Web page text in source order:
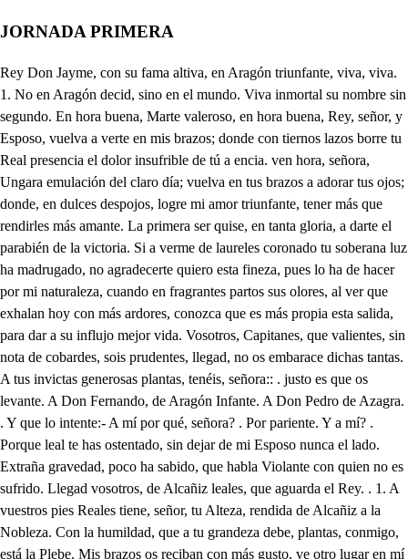
JORNADA PRIMERA
Rey Don Jayme, con su fama altiva, en Aragón triunfante, viva, viva. 1. No en Aragón decid, sino en el mundo. Viva inmortal su nombre sin segundo. En hora buena, Marte valeroso, en hora buena, Rey, señor, y Esposo, vuelva a verte en mis brazos; donde con tiernos lazos borre tu Real presencia el dolor insufrible de tú a encia. ven hora, señora, Ungara emulación del claro día; vuelva en tus brazos a adorar tus ojos; donde, en dulces despojos, logre mi amor triunfante, tener más que rendirles más amante. La primera ser quise, en tanta gloria, a darte el parabién de la victoria. Si a verme de laureles coronado tu soberana luz ha madrugado, no agradecerte quiero esta fineza, pues lo ha de hacer por mi naturaleza, cuando en fragrantes partos sus olores, al ver que exhalan hoy con más ardores, conozca que es más propia esta salida, para dar a su influjo mejor vida. Vosotros, Capitanes, que valientes, sin nota de cobardes, sois prudentes, llegad, no os embarace dichas tantas. A tus invictas generosas plantas, tenéis, señora:: . justo es que os levante. A Don Fernando, de Aragón Infante. A Don Pedro de Azagra. . Y que lo intente:- A mí por qué, señora? . Por pariente. Y a mí? . Porque leal te has ostentado, sin dejar de mi Esposo nunca el lado. Extraña gravedad, poco ha sabido, que habla Violante con quien no es sufrido. Llegad vosotros, de Alcañiz leales, que aguarda el Rey. . 1. A vuestros pies Reales tiene, señor, tu Alteza, rendida de Alcañiz a la Nobleza. Con la humildad, que a tu grandeza debe, plantas, conmigo, está la Plebe. Mis brazos os reciban con más gusto, ve otro lugar en mí no será justo tanta lealtad, y la prevengo, or la satisfacción que de ella tengo, en uno, y otro estado, los peores, Alcañiz no saben ser traidores. ictorioso hoy, amigos, he llegado, habiendo las dos Islas sujetado, que con mis guarniciones pondrán freno Africano orgullo, al Agareno: Mallorca, y Menorca, Islas mayores Mar Mediterraneo, dos horrores, dos escalas, dos cuevas, dos abrigos de bárbaros Corsarios enemigos, conquistó mi osadía acalorada de los ardientes filos de mi espada; mas qué mucho triunfasen mis Pendones, si me dejé a Aragón sin Infanzones? Luego que en las Baleares mi fortuna los crecientes menguó de tanta Luna; y donde se ostentaba la más bella, colocar vi de la mejor Estrella la Imagen prodigiosa, en esta empresa acción la más gloriosa; para lograr de la victoria el fruto, que es aliviar los Pueblos del tributo, que la guerra ocasiona, al centro vuelvo de mi Real Corona; con que entendidos uno y otro estado, del fin con que a Alcañiz hoy he llegado, aunque de paso, ved si alguno tiene, que aliviarlo conviene; o si (valgaos para esto vuestra audacía) que pedirme tenéis alguna gracia; porque al mérito vuestro será estrecho cualquier don que os conceda de derecho. A tus pies, por favor tan soberano, para que sea mayor, nos da tu mano. . Levantad. . A la esfera nos elevaste así. . Ya solo espera a que pidáis, atento mi cuidado. 1. Advirtiendo, señor, que fatigado tu Majestad vendrá, y que prevenido el más digno hospedaje está elegido, que lleguéis a ocuparle, por propicia, es gracia que pedimos de justicia. Vamos señora, pues justo es honrarlos. Dicha es tener, señor, tales Vasallos. 2. Repetid, que del Rey la fama altiva, en Aragón criuntante viva. tri Poder de Dios, qué grandeza, qué aparato, en un momento, para este recibimiento, ha dispuesto la Nobleza! Qué Jardines, y qué fuentes, qué arcos, y qué invenciones, y en ventanas, y en balcones, qué adornos tan excelentes! Qué tropeles, qué bullicio Viva. va allí la guarda moviendo! con alabardas, entiendo, que hacen hoy el ejercicio: Mas ya que lo puedo ver, donde el ver me da lugar para decir, en hablar también me he de entretener. Que se inventase el sufrir para buenos, niego yo; sin duda, quien lo inventó no supo qué era servir, a quien (callo lo demás) lo menos que me hace hacer, cuando él ha de acometer, es, que vaya yo detrás. Yo metido en la estacada? yo obligado a hacer forrajes? yo ir a buscar los vagajes? yo Soldado sin soldada? Yo atender de una baqueta al toque, que me alborota? yo con botas, y sin bota? yo alojarme con boleta? Yo, aunque la atisbe derecha la intención (por Dios me aturdo) hacia mí de un Moro zurdo, que viene como una flecha, no me he de poder zafar, sino que, para lucir, a encontrarla he de salir, sabiendo me ha de clavar? Yo los Mandamientos pinto, no guardando los de atrás, para romper los demás, he de empezar por el quinto? Yo en fin: pero satisfago con decir: ola, encubiertas vienen a verme en las fiestas? Llégate más. . Ya lo hago. Qué sí, dicen? me arrepiento de haberlo así preguntado: que llegue? en ese pecado yo, señoras, no consiento. Háblale tú. . Ya he entendido. Diga usted, señor Soldado, . de los que hoy aquí han llegado, es usted recién venido? Soilo para su mandar, y vine después de ayer: hay algo más que saber? Le quisiera preguntar::- Pues ya no la quiero oír. Por qué? Porque, en conclusión, preguntar en Aragón, es lo mismo que pedir. Acaba, dile quien eres. Y al darle yo, qué diría? El que singular sería entre todas las mujeres. Pues mira si puede ser lo que me has asegurado. . Arredro vayas, pecado: quien en ti había de caer? a qué has venido, me di, desde Albarracín acá? Mi Ama te lo dirá. Señora, tú estás aquí? sola no será. . Pues cuando no están mis penas conmigo? dónde queda mi enemigo? Con quién estabas hablando? Pero no no has de decirlo, si aunque haya llegado a verlo, lo dudo, y él no creerlo está en no llegar a oírlo. Cómo así? mas qué, o por qué, lo que no me ha de importar, el saberlo he de intentar? Yo, ingrato, te lo diré: que si ofender mi opinión, sin razón, hasta ahora vi, no quiero haya desde aquí para ofenderla razón. Aunque de los altos timbres que heredé en Albarracín, donde siendo tu señor, Esclavo llamarte oí de mis ojos (pese a ellos, que lo creyeron así) tan contraria injusta acción, como hallarme en Alcañiz sola, y en aqueste traje, llegues a extrañar en mí: presumiendo los motivos, que me obligan a elegir este medio, aunque distante del lustre con que nací, no es bien que culparme intentes, cuando debes discurrir, que por reparar lo más, lo menos no he de advertir. Bien sabes, injusto Dueño, de mi fama (ay infeliz, lo que debiera callar, que presto hube de decir!) que el más bello luminar en los campos de zafir dos veces se miró arder, y dos por este Cenit, yendo otra esfera a abrasar, se sintió menos herir, desde que mi adusto ceño, que se debió distinguir entre los más singulares por tan altivo, rendí a la fe de tu palabra, que fácilmente creí, sin duda, porque llorar al pronunciarle te vi; pues hasta entonces, aunque antes me supiste prevenir. para este fin, con los medios de ponderar, de aplaudir, de celebrar, de ofrecer, de suspirar, de gemir, de constante idolatrar, y de rendido servir; fui roca, fui bronco mármol, fui peñasco, bronce fui, a cuya dureza pudo, para labrarla, servir tus promesas de cincel, tus lágrimas de buril, que durando hasta lograr, cesaron al conseguir. Dos años ha que tirano, las enjugaste, y en fin, que violado mi decoro, a tanta obligación, si, faltaste, siendo un acaso, una traición (pese a mí, que lo repito) disculpa de tu retiro: no aquí es bien te llegue a acordar, por satisfacer el vil motivo de tu mudanza, cuantos medios elegí, ni la evidencia con que desengañar pretendí tu recelo, que uno, ni otro, aleve, no es para aquí; la cólera, la ira, y rabia es del caso no encubrir; que ausentándote a este tiempo, hizo somentar en mí, el hacerme saber, que, obligándote a partir tu honor, llamado del Rey, mas te obligaba el huir de estar en paraje adonde me pudieses ver, ni oír: De este baldón, de esta afrenta, si al pretenderte seguir mi enojo, no lo estorbara el que desde Albarracín, partiendo en posta a Tortosa, te embarcaste desde allí a la expedición gloriosa de Mallorca, hubiera, sí, vengadome luego; pero ya que no pude (ay de mí!) entonces, y más templada me halló el aviso feliz, de que desde Tarragona, donde un velero Delfín te condujo separado, pasabas por Alcañiz con el Rey a Zaragoza, resuelvo luego venir, para evitar mayor nota, a encontrar contigo el fin, que por recompensa, busca mi honor, o si no morir en la demanda: a este efecto, atropellando salí los respetos de mi casa, para lo que me valí, sin que de otros me fiase, de la que miras aquí, y de un anciano Escudero, que hoy hice volver y así, Don Pedro señor, mi Dueño, si de mi fe aqueste ardid, que no es ya de mi venganza efecto, de mi amor sí; si el Cielo::- . Calla, tirana, no acabes de proferir lo que a mí me ha de irritar, y él te puede desmentir: quererme satisfacer, cuando yo mi agravio vi, es en vano; piensa, ingrata, en volverte a Albarracín, y piensa que es, al usarlo, este rigor contra mí. Nunca aquella infeliz noche bajado hubiera al jardín, vanamente a averiguar, curiosamente a inquirir, oyendo una seña, a quien se intentaba dirigir; nunca tu nombre supiera, para que al llegarlo a oír, que era a ti, lo acreditase quien lo supo prorumpir; nunca a evidencias pasaran las sospechas que advertí en su fuga: mas tampoco esto, infiel, no es para aquí. Vuélvete, vuélvete luego, antes, que al verte anadir tan resuelta error a error, me obligues a repetir tus traiciones, tus engaños, mi ofensa, mi rencor, y que para no escucharlos otra vez haya de huir . de tu vista. . Tente, espera, oye, mi bien::- (ay de mí!) Don Pedro, presto lográis: sois feliz enamorado, pues que tan recién llegado, ya hay quien os ruega que oigáis: y pues amante pasión parece, no la embarace. Señor, al favor que me hace esta Dama, da ocasión el día, que lisonjero permite, sin repararse, el que puedan escucharse finezas a un forastero; pero servir a tu Alteza es primero en justa ley. Mientras decretaba el Rey (qué peregrina belleza! qué agrado! qué gravedad!) justas pensiones Reales, en su cuarto Memoriales, quise pasear la Ciudad, y estoy de verla admirado. Con qué atención te repara el Infante. . Oh suerte habín! La Noble